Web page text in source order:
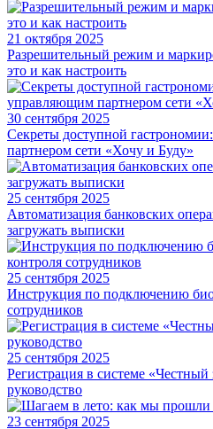
21 октября 2025
Разрешительный режим и
это и как настроить
30 сентября 2025
Секреты доступной
партнером сети «Хочу и Буду»
25 сентября 2025
Автоматизация банковских
загружать выписки
25 сентября 2025
Инструкция по подключению
сотрудников
25 сентября 2025
Регистрация в системе
руководство
23 сентября 2025